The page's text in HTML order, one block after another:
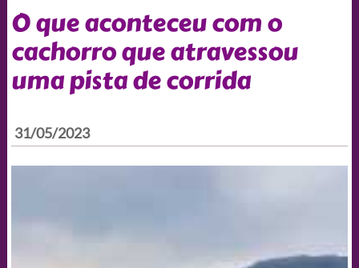
O que aconteceu com o
cachorro que atravessou
uma pista de corrida
31/05/2023